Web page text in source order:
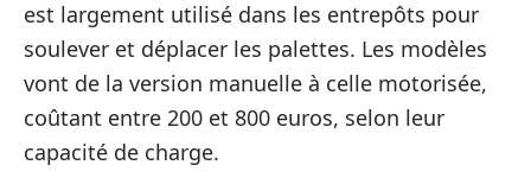
est largement utilisé dans les entrepôts pour
soulever et déplacer les palettes. Les modèles
vont de la version manuelle à celle motorisée,
coûtant entre 200 et 800 euros, selon leur
capacité de charge.